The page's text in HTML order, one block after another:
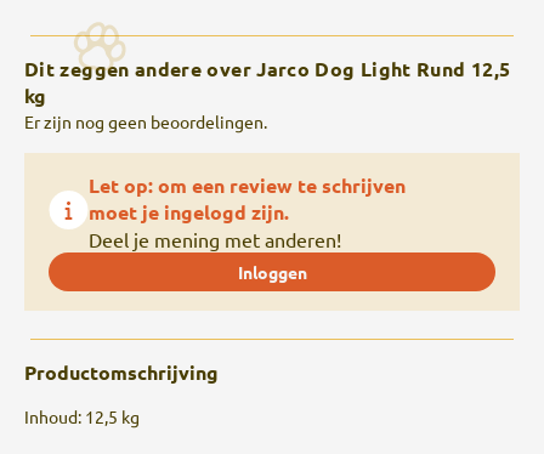
Dit zeggen andere over Jarco Dog Light Rund 12,5
kg
Er zijn nog geen beoordelingen.
Let op: om een review te schrijven
moet je ingelogd zijn.
Deel je mening met anderen!
Inloggen
Productomschrijving
Inhoud: 12,5 kg